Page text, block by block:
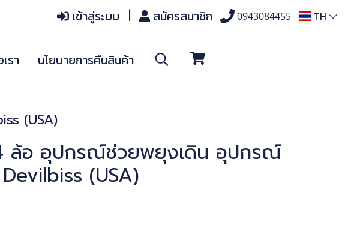
เข้าสู่ระบบ สมัครสมาชิก 0943084455 TH
รา นโยบายการคืนสินค้า
(USA)
ล้อ อุปกรณ์ช่วยพยุงเดิน อุปกรณ์
(USA)